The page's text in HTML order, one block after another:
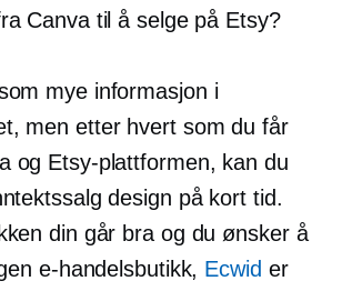
Canva til å selge på Etsy?
mye informasjon i
men etter hvert som du får
og Etsy-plattformen, kan du
design på kort tid.
din går bra og du ønsker å
e-handelsbutikk, Ecwid er